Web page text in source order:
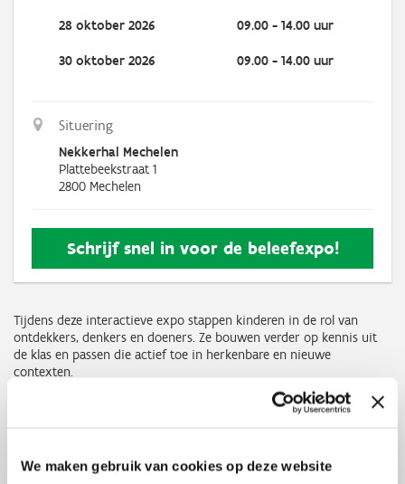
We maken gebruik van cookies op deze website
28 oktober 2026 09.00 - 14.00 uur
30 oktober 2026 09.00 - 14.00 uur
Situering
Nekkerhal Mechelen
Plattebeekstraat 1
2800 Mechelen
Schrijf snel in voor de beleefexpo!
Tijdens deze interactieve expo stappen kinderen in de rol van
ontdekkers, denkers en doeners. Ze bouwen verder op kennis uit
de klas en passen die actief toe in herkenbare en nieuwe
contexten.
Leerlingen experimenteren met technologieën en maken kennis
werken en waarom ze belangrijk zijn.